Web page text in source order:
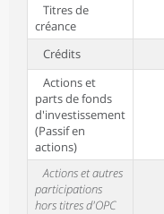
Titres de
créance
Crédits
Actions et
parts de fonds
d'investissement
(Passif en
actions)
Actions et autres
participations
hors titres d'OPC